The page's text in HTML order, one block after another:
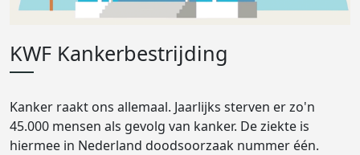
KWF Kankerbestrijding
Kanker raakt ons allemaal. Jaarlijks sterven er zo'n
45.000 mensen als gevolg van kanker. De ziekte is
hiermee in Nederland doodsoorzaak nummer één.